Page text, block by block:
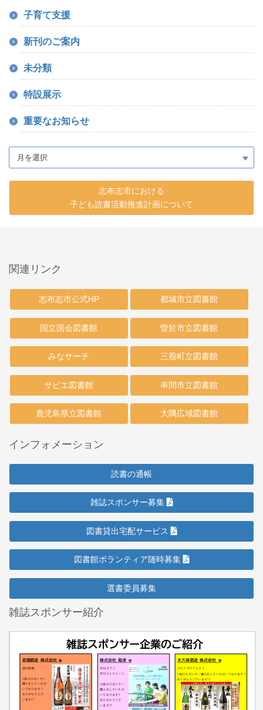
子育て支援
新刊のご案内
未分類
特設展示
重要なお知らせ
志布志市における
子ども読書活動推進計画について
関連リンク
志布志市公式HP
国立国会図書館
みなサーチ
サピエ図書館
鹿児島県立図書館
都城市立図書館
曽於市立図書館
三股町立図書館
串間市立図書館
大隅広域図書館
インフォメーション
読書の通帳
雑誌スポンサー募集
図書貸出宅配サービス
図書館ボランティア随時募集
選書委員募集
雑誌スポンサー紹介